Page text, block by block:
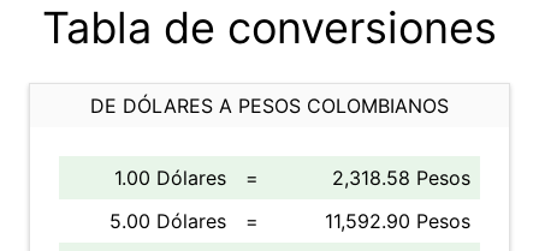
Tabla de conversiones
DE DÓLARES A PESOS COLOMBIANOS
1.00 Dólares =
2,318.58 Pesos
5.00 Dólares
=
11,592.90 Pesos